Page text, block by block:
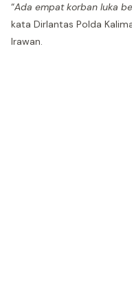
“Ada empat korban luka
kata Dirlantas Polda
Irawan.